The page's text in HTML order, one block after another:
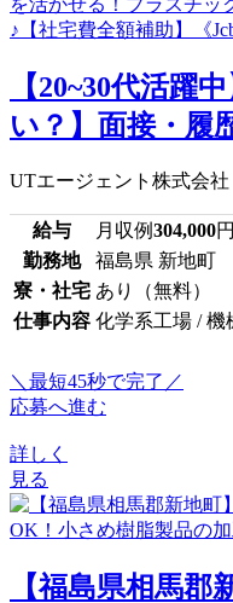
【20~30代活躍
い？】面接・履
UTエージェント株式会社
給与 月収例304,000円
勤務地
福島県 新地町
寮・社宅 あり（無料）
仕事内容 化学系工場 / 機
＼最短45秒で完了／
応募へ進む
詳しく
見る
【福島県相馬郡